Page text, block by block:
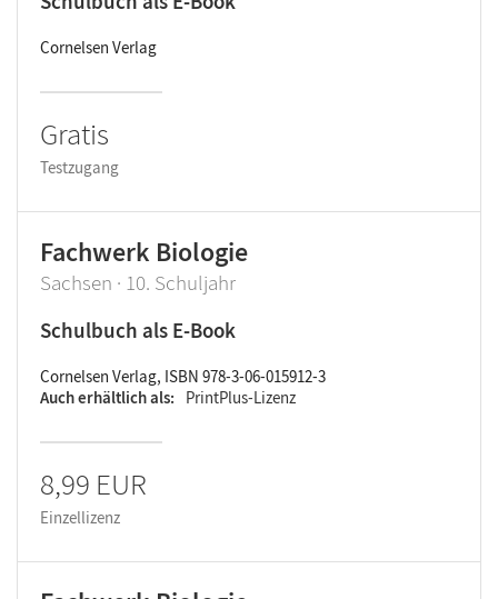
Cornelsen Verlag
Gratis
Testzugang
Fachwerk Biologie
Sachsen · 10. Schuljahr
Schulbuch als E-Book
Cornelsen Verlag, ISBN 978-3-06-015912-3
Auch erhältlich als
PrintPlus-Lizenz
8,99 EUR
Einzellizenz